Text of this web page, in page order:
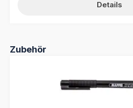
Details
Produktgalerie überspringen
Zubehör